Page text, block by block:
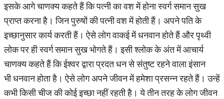
इसके आगे चाणक्य कहते हैं कि पत्नी का वश में होना स्वर्ग समान सुख
प्राप्त करना है। जिन पुरुषों की पत्नी वश में होती हैं। अपने पति के
इच्छानुसार कार्य करती हैं। ऐसे लोग वाकई में धनवान होते हैं और पृथ्वी
लोक पर ही स्वर्ग समान सुख भोगते हैं। इसी श्लोक के अंत में आचार्य
चाणक्य कहते हैं कि ईश्वर द्वारा प्रदत धन से संतुष्ट रहने वाला इंसान
भी धनवान होता है। ऐसे लोग अपने जीवन में हमेशा प्रसन्न रहते हैं। उन्हें
कभी किसी चीज की कोई इच्छा नहीं रहती है। ये तीन तरह के लोग जीवन